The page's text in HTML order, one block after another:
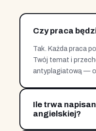
Czy praca
Tak. Każda praca
Twój temat i
antyplagiatową —
Ile trwa
angielskiej?